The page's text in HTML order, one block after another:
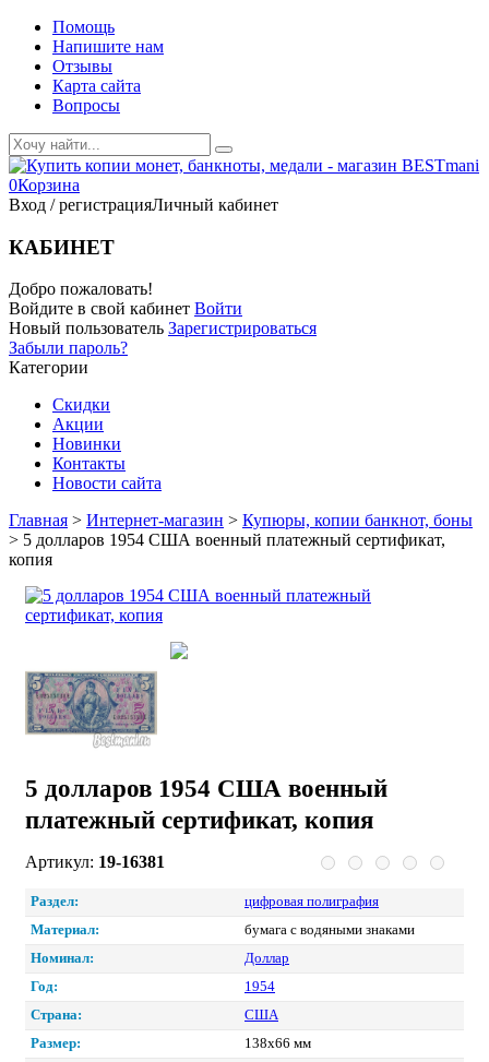
Помощь
Напишите нам
Отзывы
Карта сайта
Вопросы
0Корзина
Вход / регистрацияЛичный кабинет
КАБИНЕТ
Добро пожаловать!
Войдите в свой кабинет Войти
Новый пользователь Зарегистрироваться
Забыли пароль?
Категории
Скидки
Акции
Новинки
Контакты
Новости сайта
Главная > Интернет-магазин > Купюры, копии банкнот, боны
> 5 долларов 1954 США военный платежный сертификат,
копия
5 долларов 1954 США военный
платежный сертификат, копия
Артикул: 19-16381
Раздел:
цифровая полиграфия
Материал:
бумага с водяными знаками
Номинал:
Доллар
Год:
1954
Страна:
США
Размер:
138х66 мм